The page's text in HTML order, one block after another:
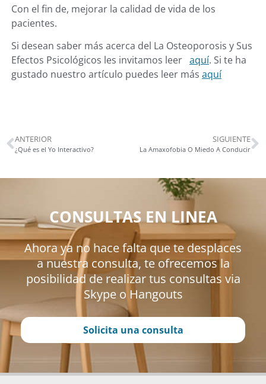
Con el fin de, mejorar la calidad de vida de los
pacientes.
Si desean saber más acerca del La Osteoporosis y Sus
Efectos Psicológicos les invitamos leer aquí. Si te ha
gustado nuestro artículo puedes leer más aquí
ANTERIOR
¿Qué es el Yo Interactivo?
SIGUIENTE
La Amaxofobia O Miedo A Conducir
CONSULTAS EN LINEA
Ahora ya no hace falta que te desplaces
a nuestra consulta, te ofrecemos la
posibilidad de realizar tus consultas via
Skype o Hangouts
Solicita una consulta